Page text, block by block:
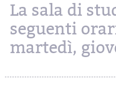
La sala di
seguenti
martedì,